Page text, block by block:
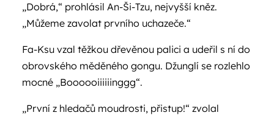
„Dobrá,“ prohlásil An-Ši-Tzu, nejvyšší kněz.
„Můžeme zavolat prvního uchazeče.“
Fa-Ksu vzal těžkou dřevěnou palici a udeřil s ní do
obrovského měděného gongu. Džunglí se rozlehlo
mocné „Boooooiiiiiinggg“.
„První z hledačů moudrosti, přistup!“ zvolal